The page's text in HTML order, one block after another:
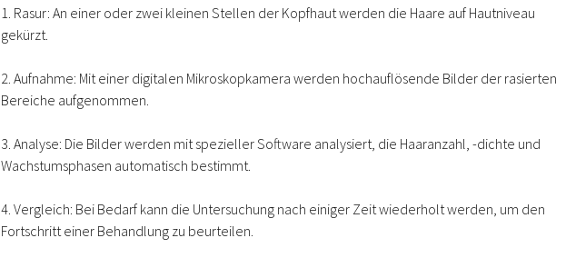
1. Rasur: An einer oder zwei kleinen Stellen der Kopfhaut werden die Haare auf Hautniveau
gekürzt.
2. Aufnahme: Mit einer digitalen Mikroskopkamera werden hochauflösende Bilder der rasierten
Bereiche aufgenommen.
3. Analyse: Die Bilder werden mit spezieller Software analysiert, die Haaranzahl, -dichte und
Wachstumsphasen automatisch bestimmt.
4. Vergleich: Bei Bedarf kann die Untersuchung nach einiger Zeit wiederholt werden, um den
Fortschritt einer Behandlung zu beurteilen.